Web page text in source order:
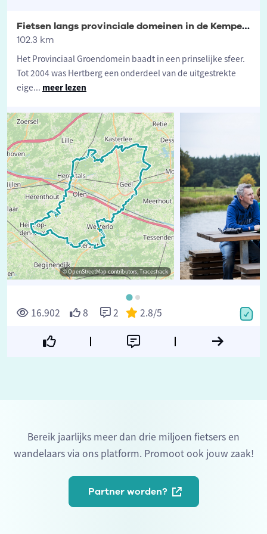
Fietsen langs provinciale domeinen in de Kempen: Provinciaal Groendomein Hertberg
102.3 km
Het Provinciaal Groendomein baadt in een prinselijke sfeer.
Tot 2004 was Hertberg een onderdeel van de uitgestrekte
eige... meer lezen
© OpenStreetMap contributors, Tracestrack
16.902 8 2 2.8/5
Bereik jaarlijks meer dan drie miljoen fietsers en
wandelaars via ons platform. Promoot ook jouw zaak!
Partner worden?